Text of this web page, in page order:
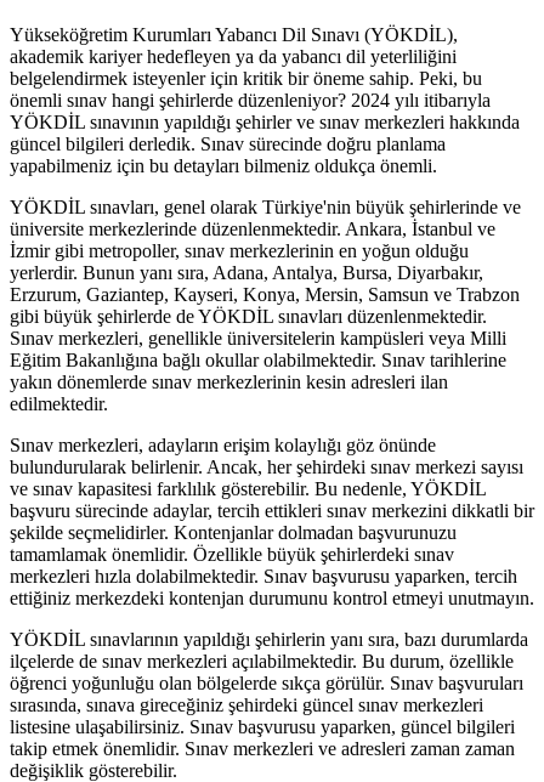
Yükseköğretim Kurumları Yabancı Dil Sınavı (YÖKDİL),
akademik kariyer hedefleyen ya da yabancı dil yeterliliğini
belgelendirmek isteyenler için kritik bir öneme sahip. Peki, bu
önemli sınav hangi şehirlerde düzenleniyor? 2024 yılı itibarıyla
YÖKDİL sınavının yapıldığı şehirler ve sınav merkezleri hakkında
güncel bilgileri derledik. Sınav sürecinde doğru planlama
yapabilmeniz için bu detayları bilmeniz oldukça önemli.
YÖKDİL sınavları, genel olarak Türkiye'nin büyük şehirlerinde ve
üniversite merkezlerinde düzenlenmektedir. Ankara, İstanbul ve
İzmir gibi metropoller, sınav merkezlerinin en yoğun olduğu
yerlerdir. Bunun yanı sıra, Adana, Antalya, Bursa, Diyarbakır,
Erzurum, Gaziantep, Kayseri, Konya, Mersin, Samsun ve Trabzon
gibi büyük şehirlerde de YÖKDİL sınavları düzenlenmektedir.
Sınav merkezleri, genellikle üniversitelerin kampüsleri veya Milli
Eğitim Bakanlığına bağlı okullar olabilmektedir. Sınav tarihlerine
yakın dönemlerde sınav merkezlerinin kesin adresleri ilan
edilmektedir.
Sınav merkezleri, adayların erişim kolaylığı göz önünde
bulundurularak belirlenir. Ancak, her şehirdeki sınav merkezi sayısı
ve sınav kapasitesi farklılık gösterebilir. Bu nedenle, YÖKDİL
başvuru sürecinde adaylar, tercih ettikleri sınav merkezini dikkatli bir
şekilde seçmelidirler. Kontenjanlar dolmadan başvurunuzu
tamamlamak önemlidir. Özellikle büyük şehirlerdeki sınav
merkezleri hızla dolabilmektedir. Sınav başvurusu yaparken, tercih
ettiğiniz merkezdeki kontenjan durumunu kontrol etmeyi unutmayın.
YÖKDİL sınavlarının yapıldığı şehirlerin yanı sıra, bazı durumlarda
ilçelerde de sınav merkezleri açılabilmektedir. Bu durum, özellikle
öğrenci yoğunluğu olan bölgelerde sıkça görülür. Sınav başvuruları
sırasında, sınava gireceğiniz şehirdeki güncel sınav merkezleri
listesine ulaşabilirsiniz. Sınav başvurusu yaparken, güncel bilgileri
takip etmek önemlidir. Sınav merkezleri ve adresleri zaman zaman
değişiklik gösterebilir.